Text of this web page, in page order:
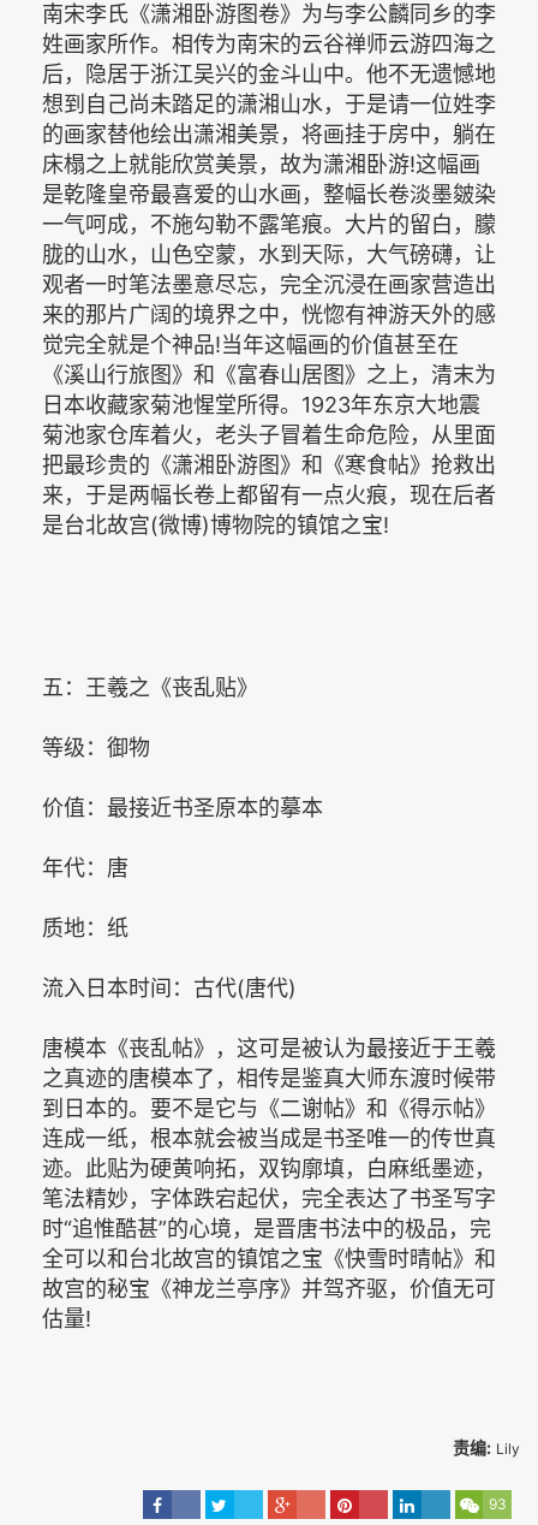
南宋李氏《潇湘卧游图卷》为与李公麟同乡的李
姓画家所作。相传为南宋的云谷禅师云游四海之
后，隐居于浙江吴兴的金斗山中。他不无遗憾地
想到自己尚未踏足的潇湘山水，于是请一位姓李
的画家替他绘出潇湘美景，将画挂于房中，躺在
床榻之上就能欣赏美景，故为潇湘卧游!这幅画
是乾隆皇帝最喜爱的山水画，整幅长卷淡墨皴染
一气呵成，不施勾勒不露笔痕。大片的留白，朦
胧的山水，山色空蒙，水到天际，大气磅礴，让
观者一时笔法墨意尽忘，完全沉浸在画家营造出
来的那片广阔的境界之中，恍惚有神游天外的感
觉完全就是个神品!当年这幅画的价值甚至在
《溪山行旅图》和《富春山居图》之上，清末为
日本收藏家菊池惺堂所得。1923年东京大地震
菊池家仓库着火，老头子冒着生命危险，从里面
把最珍贵的《潇湘卧游图》和《寒食帖》抢救出
来，于是两幅长卷上都留有一点火痕，现在后者
是台北故宫(微博)博物院的镇馆之宝!
五：王羲之《丧乱贴》
等级：御物
价值：最接近书圣原本的摹本
年代：唐
质地：纸
流入日本时间：古代(唐代)
唐模本《丧乱帖》，这可是被认为最接近于王羲
之真迹的唐模本了，相传是鉴真大师东渡时候带
到日本的。要不是它与《二谢帖》和《得示帖》
连成一纸，根本就会被当成是书圣唯一的传世真
迹。此贴为硬黄响拓，双钩廓填，白麻纸墨迹，
笔法精妙，字体跌宕起伏，完全表达了书圣写字
时“追惟酷甚”的心境，是晋唐书法中的极品，完
全可以和台北故宫的镇馆之宝《快雪时晴帖》和
故宫的秘宝《神龙兰亭序》并驾齐驱，价值无可
估量!
责编: Lily
93